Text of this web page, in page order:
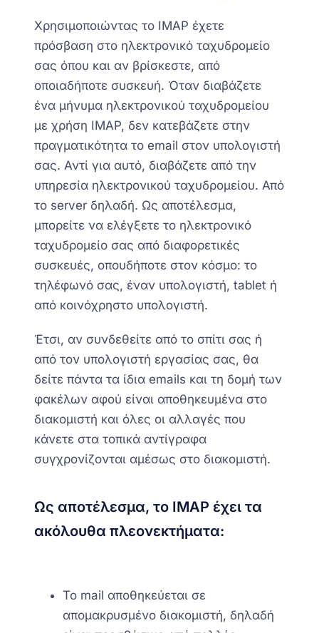
Χρησιμοποιώντας το IMAP έχετε
πρόσβαση στο ηλεκτρονικό ταχυδρομείο
σας όπου και αν βρίσκεστε, από
οποιαδήποτε συσκευή. Όταν διαβάζετε
ένα μήνυμα ηλεκτρονικού ταχυδρομείου
με χρήση IMAP, δεν κατεβάζετε στην
πραγματικότητα το email στον υπολογιστή
σας. Αντί για αυτό, διαβάζετε από την
υπηρεσία ηλεκτρονικού ταχυδρομείου. Από
το server δηλαδή. Ως αποτέλεσμα,
μπορείτε να ελέγξετε το ηλεκτρονικό
ταχυδρομείο σας από διαφορετικές
συσκευές, οπουδήποτε στον κόσμο: το
τηλέφωνό σας, έναν υπολογιστή, tablet ή
από κοινόχρηστο υπολογιστή.
Έτσι, αν συνδεθείτε από το σπίτι σας ή
από τον υπολογιστή εργασίας σας, θα
δείτε πάντα τα ίδια emails και τη δομή των
φακέλων αφού είναι αποθηκευμένα στο
διακομιστή και όλες οι αλλαγές που
κάνετε στα τοπικά αντίγραφα
συγχρονίζονται αμέσως στο διακομιστή.
Ως αποτέλεσμα, το IMAP έχει τα
ακόλουθα πλεονεκτήματα:
Το mail αποθηκεύεται σε
απομακρυσμένο διακομιστή, δηλαδή